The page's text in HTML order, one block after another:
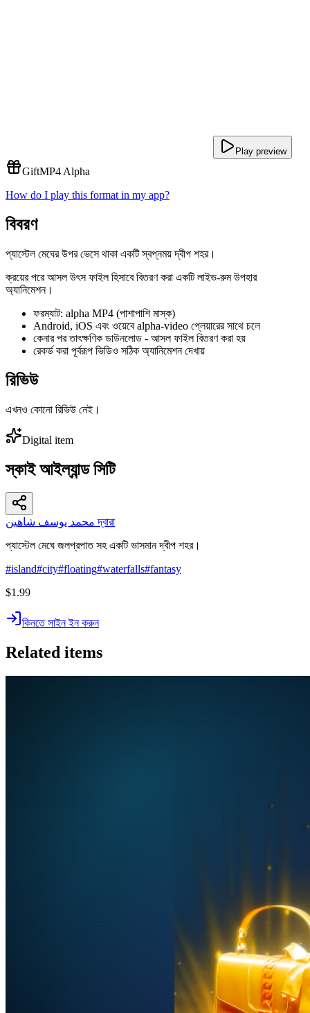
Play preview
GiftMP4 Alpha
How do I play this format in my app?
বিবরণ
প্যাস্টেল মেঘের উপর ভেসে থাকা একটি স্বপ্নময় দ্বীপ শহর।
ক্রয়ের পরে আসল উৎস ফাইল হিসাবে বিতরণ করা একটি লাইভ-রুম উপহার
অ্যানিমেশন।
ফরম্যাট: alpha MP4 (পাশাপাশি মাস্ক)
Android, iOS এবং ওয়েবে alpha-video প্লেয়ারের সাথে চলে
কেনার পর তাৎক্ষণিক ডাউনলোড - আসল ফাইল বিতরণ করা হয়
রেকর্ড করা পূর্বরূপ ভিডিও সঠিক অ্যানিমেশন দেখায়
রিভিউ
এখনও কোনো রিভিউ নেই।
Digital item
স্কাই আইল্যান্ড সিটি
محمد يوسف شاهين দ্বারা
প্যাস্টেল মেঘে জলপ্রপাত সহ একটি ভাসমান দ্বীপ শহর।
#island#city#floating#waterfalls#fantasy
$1.99
কিনতে সাইন ইন করুন
Related items